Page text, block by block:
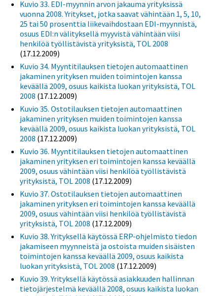
Kuvio 33. EDI-myynnin arvon jakauma yrityksissä
vuonna 2008. Yritykset, jotka saavat vähintään 1, 5, 10,
25 tai 50 prosenttia liikevaihdostaan EDI-myynnistä,
osuus EDI:n välityksellä myyvistä vähintään viisi
henkilöä työllistävistä yrityksistä, TOL 2008
(17.12.2009)
Kuvio 34. Myyntitilauksen tietojen automaattinen
jakaminen yrityksen muiden toimintojen kanssa
keväällä 2009, osuus kaikista luokan yrityksistä, TOL
2008 (17.12.2009)
Kuvio 35. Ostotilauksen tietojen automaattinen
jakaminen yrityksen muiden toimintojen kanssa
keväällä 2009, osuus kaikista luokan yrityksistä, TOL
2008 (17.12.2009)
Kuvio 36. Myyntitilauksen tietojen automaattinen
jakaminen yrityksen eri toimintojen kanssa keväällä
2009, osuus vähintään viisi henkilöä työllistävistä
yrityksistä, TOL 2008 (17.12.2009)
Kuvio 37. Ostotilauksen tietojen automaattinen
jakaminen yrityksen eri toimintojen kanssa keväällä
2009, osuus vähintään viisi henkilöä työllistävistä
yrityksistä, TOL 2008 (17.12.2009)
Kuvio 38. Yrityksellä käytössä ERP-ohjelmisto tiedon
jakamiseen myynneistä ja ostoista muiden sisäisten
toimintojen kanssa keväällä 2009, osuus kaikista
luokan yrityksistä, TOL 2008 (17.12.2009)
Kuvio 39. Yrityksellä käytössä asiakkuuden hallinnan
tietojärjestelmä keväällä 2008, osuus kaikista luokan